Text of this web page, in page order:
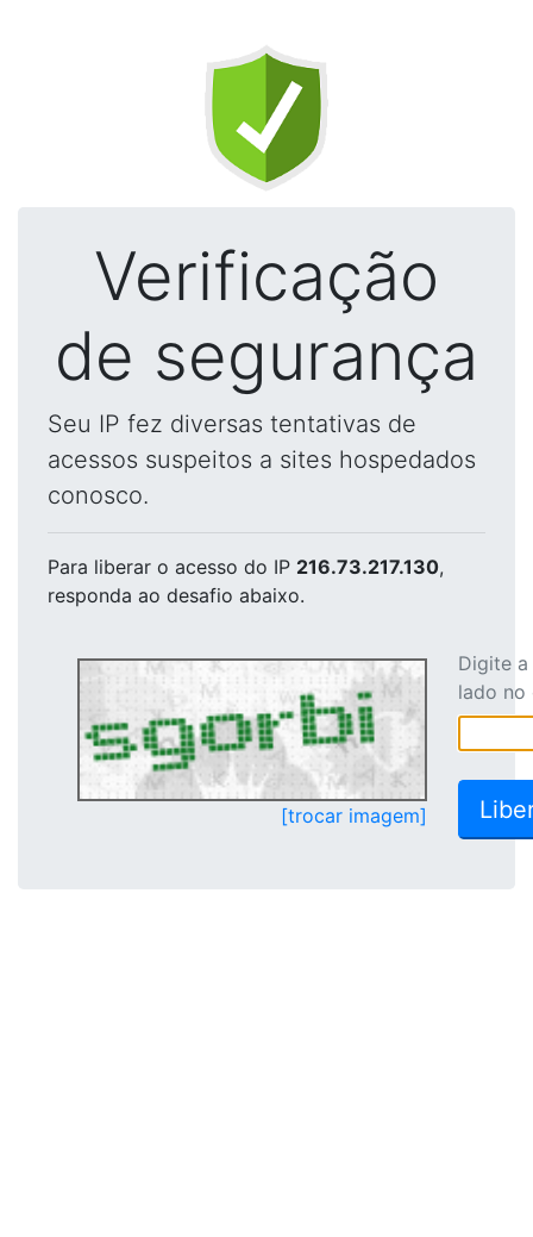
Verificação
de segurança
Seu IP fez diversas tentativas de
acessos suspeitos a sites hospedados
conosco.
Para liberar o acesso do IP 216.73.217.130,
responda ao desafio abaixo.
[trocar imagem]
Digite
lado no